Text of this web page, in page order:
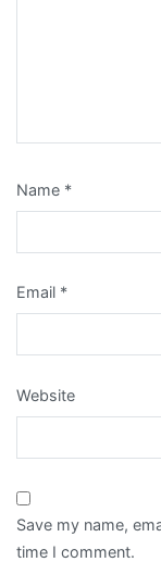
Name *
Email *
Website
Save my name,
time I comment.